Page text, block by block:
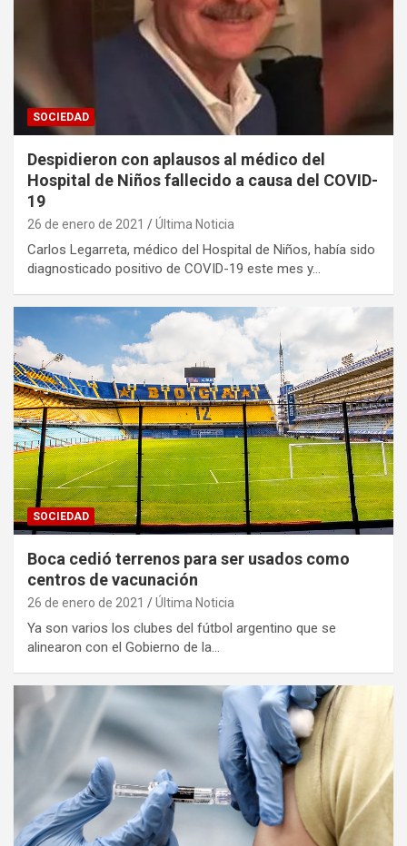
SOCIEDAD
Despidieron con aplausos al médico del
Hospital de Niños fallecido a causa del COVID-
19
26 de enero de 2021 Última Noticia
Carlos Legarreta, médico del Hospital de Niños, había sido
diagnosticado positivo de COVID-19 este mes y…
SOCIEDAD
Boca cedió terrenos para ser usados como
centros de vacunación
26 de enero de 2021 Última Noticia
Ya son varios los clubes del fútbol argentino que se
alinearon con el Gobierno de la…